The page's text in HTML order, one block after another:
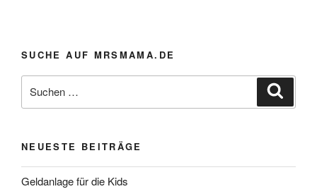
SUCHE AUF MRSMAMA.DE
nach:
NEUESTE BEITRÄGE
Geldanlage für die Kids